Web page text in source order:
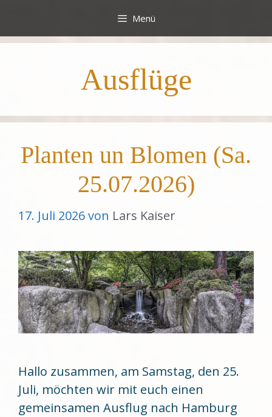
springen
Menü
Ausflüge
Planten un Blomen (Sa.
25.07.2026)
17. Juli 2026von Lars Kaiser
Hallo zusammen, am Samstag, den 25.
Juli, möchten wir mit euch einen
gemeinsamen Ausflug nach Hamburg